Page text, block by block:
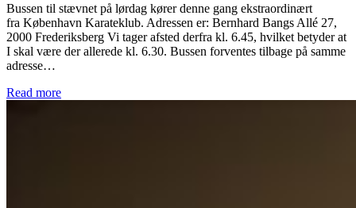
Bussen til stævnet på lørdag kører denne gang ekstraordinært
fra København Karateklub. Adressen er: Bernhard Bangs Allé 27,
2000 Frederiksberg Vi tager afsted derfra kl. 6.45, hvilket betyder at
I skal være der allerede kl. 6.30. Bussen forventes tilbage på samme
adresse…
Read more